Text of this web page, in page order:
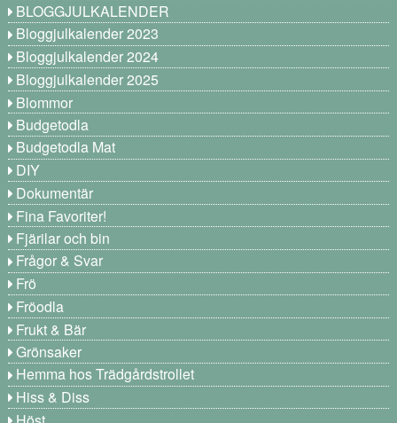
BLOGGJULKALENDER
Bloggjulkalender 2023
Bloggjulkalender 2024
Bloggjulkalender 2025
Blommor
Budgetodla
Budgetodla Mat
DIY
Dokumentär
Fina Favoriter!
Fjärilar och bin
Frågor & Svar
Frö
Fröodla
Frukt & Bär
Grönsaker
Hemma hos Trädgårdstrollet
Hiss & Diss